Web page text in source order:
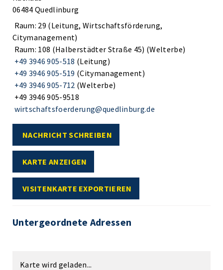
06484 Quedlinburg
Raum: 29 (Leitung, Wirtschaftsförderung,
Citymanagement)
Raum: 108 (Halberstädter Straße 45) (Welterbe)
+49 3946 905-518 (Leitung)
+49 3946 905-519 (Citymanagement)
+49 3946 905-712 (Welterbe)
+49 3946 905-9518
wirtschaftsfoerderung@quedlinburg.de
NACHRICHT SCHREIBEN
KARTE ANZEIGEN
VISITENKARTE EXPORTIEREN
Untergeordnete Adressen
Karte wird geladen...